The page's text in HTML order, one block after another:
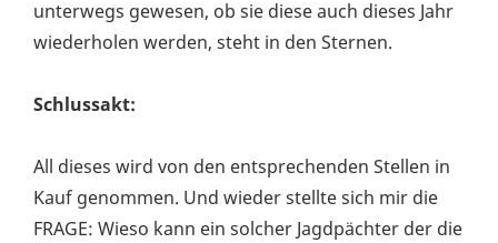
unterwegs gewesen, ob sie diese auch dieses Jahr
wiederholen werden, steht in den Sternen.
Schlussakt:
All dieses wird von den entsprechenden Stellen in
Kauf genommen. Und wieder stellte sich mir die
FRAGE: Wieso kann ein solcher Jagdpächter der die